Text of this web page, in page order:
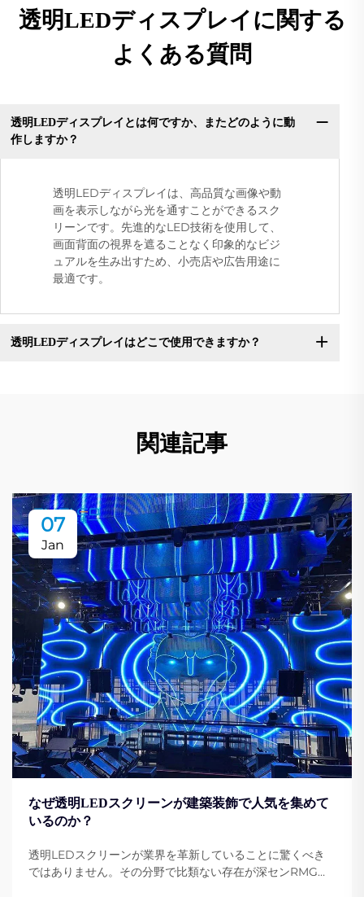
透明LEDディスプレイに関する
よくある質問
透明LEDディスプレイとは何ですか、またどのように動
作しますか？
透明LEDディスプレイは、高品質な画像や動
画を表示しながら光を通すことができるスク
リーンです。先進的なLED技術を使用して、
画面背面の視界を遮ることなく印象的なビジ
ュアルを生み出すため、小売店や広告用途に
最適です。
透明LEDディスプレイはどこで使用できますか？
関連記事
07
Jan
なぜ透明LEDスクリーンが建築装飾で人気を集めて
いるのか？
透明LEDスクリーンが業界を革新していることに驚くべき
ではありません。その分野で比類ない存在が深センRMGオ